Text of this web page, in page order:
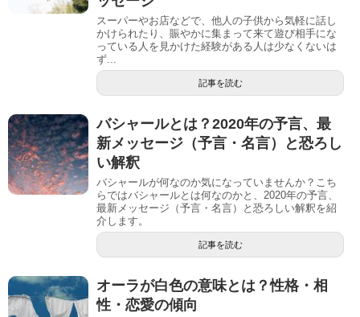
スーパーやお店などで、他人の子供から気軽に話し
かけられたり、賑やかに集まって来て遊び相手にな
っている人を見かけた経験がある人は少なくないは
ず...
記事を読む
バシャールとは？2020年の予言、最
新メッセージ（予言・名言）と恐ろし
い解釈
バシャールが何なのか気になっていませんか？こち
らではバシャールとは何なのかと、2020年の予言、
最新メッセージ（予言・名言）と恐ろしい解釈を紹
介します。
記事を読む
オーラが白色の意味とは？性格・相
性・恋愛の傾向